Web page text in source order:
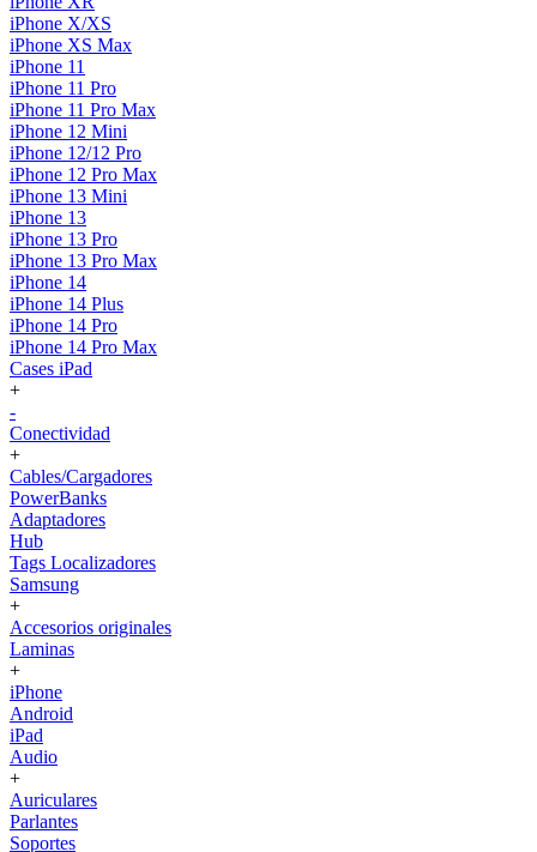
iPhone X/XS
iPhone XS Max
iPhone 11
iPhone 11 Pro
iPhone 11 Pro Max
iPhone 12 Mini
iPhone 12/12 Pro
iPhone 12 Pro Max
iPhone 13 Mini
iPhone 13
iPhone 13 Pro
iPhone 13 Pro Max
iPhone 14
iPhone 14 Plus
iPhone 14 Pro
iPhone 14 Pro Max
Cases iPad
+
-
Conectividad
+
Cables/Cargadores
PowerBanks
Adaptadores
Hub
Tags Localizadores
Samsung
+
Accesorios originales
Laminas
+
iPhone
Android
iPad
Audio
+
Auriculares
Parlantes
Soportes